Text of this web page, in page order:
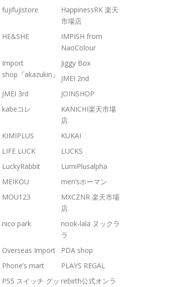
fujifujistore
HappinessRK 楽天
市場店
HE&SHE
IMPISH from
NaoColour
Import
shop『akazukin』
Jiggy Box
JMEI 2nd
JMEI 3rd
JOINSHOP
kabeコレ
KANICHI楽天市場
店
KIMIPLUS
KUKAI
LIFE LUCK
LUCKS
LuckyRabbit
LumiPlusalpha
MEIKOU
men’sホーマン
MOU123
MXCZNR 楽天市場
店
nico park
nook-lala ヌックラ
ラ
Overseas Import
PDA shop
Phone’s mart
PLAYS REGAL
PS5 スイッチ グッ rebirth公式オンラ